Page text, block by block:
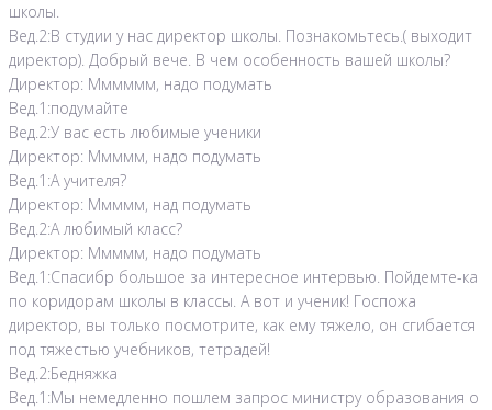
школы.
Вед.2:В студии у нас директор школы. Познакомьтесь.( выходит
директор). Добрый вече. В чем особенность вашей школы?
Директор: Мммммм, надо подумать
Вед.1:подумайте
Вед.2:У вас есть любимые ученики
Директор: Ммммм, надо подумать
Вед.1:А учителя?
Директор: Ммммм, над подумать
Вед.2:А любимый класс?
Директор: Ммммм, надо подумать
Вед.1:Спасибр большое за интересное интервью. Пойдемте-ка
по коридорам школы в классы. А вот и ученик! Госпожа
директор, вы только посмотрите, как ему тяжело, он сгибается
под тяжестью учебников, тетрадей!
Вед.2:Бедняжка
Вед.1:Мы немедленно пошлем запрос министру образования о